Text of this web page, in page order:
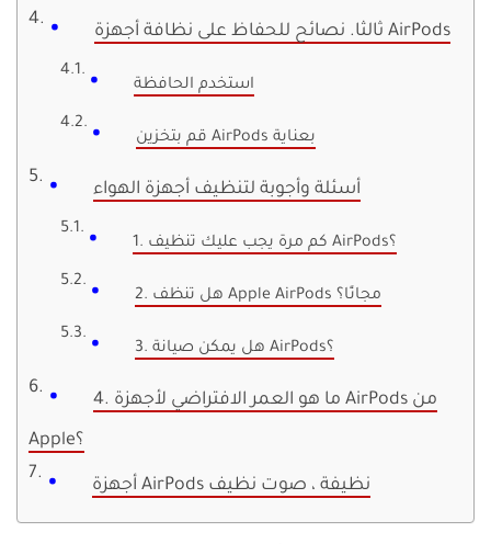
ثالثا. نصائح للحفاظ على نظافة أجهزة AirPods
استخدم الحافظة
قم بتخزين AirPods بعناية
أسئلة وأجوبة لتنظيف أجهزة الهواء
1. كم مرة يجب عليك تنظيف AirPods؟
2. هل تنظف Apple AirPods مجانًا؟
3. هل يمكن صيانة AirPods؟
4. ما هو العمر الافتراضي لأجهزة AirPods من
Apple؟
أجهزة AirPods نظيفة ، صوت نظيف